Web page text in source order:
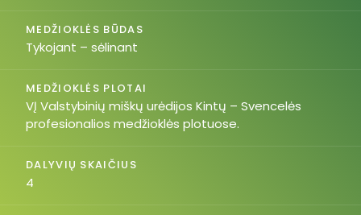
MEDŽIOKLĖS BŪDAS
Tykojant – sėlinant
MEDŽIOKLĖS PLOTAI
VĮ Valstybinių miškų urėdijos Kintų – Svencelės
profesionalios medžioklės plotuose.
DALYVIŲ SKAIČIUS
4